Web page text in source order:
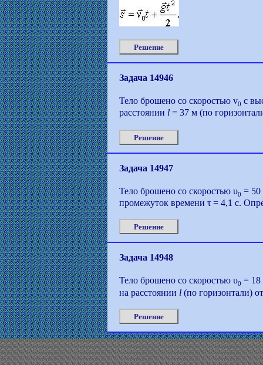
Решение
Задача 14946
Тело брошено со скоростью v0 с
расстоянии l = 37 м (по
Решение
Задача 14947
Тело брошено со скоростью υ0 = 50
промежуток времени τ = 4,1 с.
Решение
Задача 14948
Тело брошено со скоростью υ0 = 18
на расстоянии l (по горизонтали)
Решение